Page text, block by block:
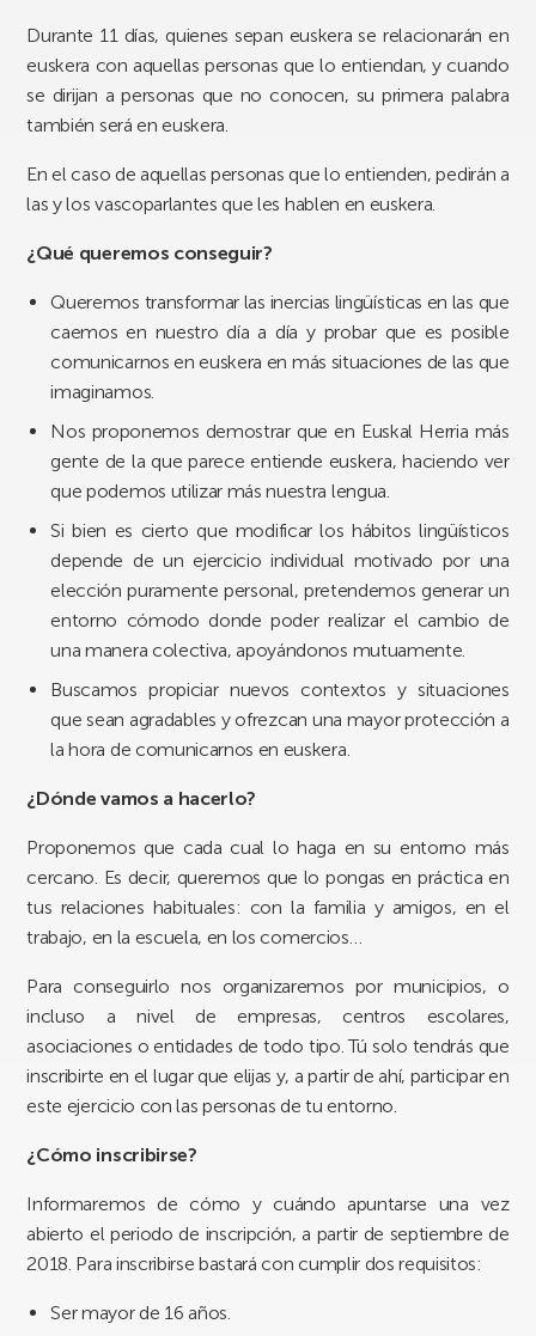
Durante 11 días, quienes sepan euskera se relacionarán en
euskera con aquellas personas que lo entiendan, y cuando
se dirijan a personas que no conocen, su primera palabra
también será en euskera.
En el caso de aquellas personas que lo entienden, pedirán a
las y los vascoparlantes que les hablen en euskera.
¿Qué queremos conseguir?
Queremos transformar las inercias lingüísticas en las que
caemos en nuestro día a día y probar que es posible
comunicarnos en euskera en más situaciones de las que
imaginamos.
Nos proponemos demostrar que en Euskal Herria más
gente de la que parece entiende euskera, haciendo ver
que podemos utilizar más nuestra lengua.
Si bien es cierto que modificar los hábitos lingüísticos
depende de un ejercicio individual motivado por una
elección puramente personal, pretendemos generar un
entorno cómodo donde poder realizar el cambio de
una manera colectiva, apoyándonos mutuamente.
Buscamos propiciar nuevos contextos y situaciones
que sean agradables y ofrezcan una mayor protección a
la hora de comunicarnos en euskera.
¿Dónde vamos a hacerlo?
Proponemos que cada cual lo haga en su entorno más
cercano. Es decir, queremos que lo pongas en práctica en
tus relaciones habituales: con la familia y amigos, en el
trabajo, en la escuela, en los comercios…
Para conseguirlo nos organizaremos por municipios, o
incluso a nivel de empresas, centros escolares,
asociaciones o entidades de todo tipo. Tú solo tendrás que
inscribirte en el lugar que elijas y, a partir de ahí, participar en
este ejercicio con las personas de tu entorno.
¿Cómo inscribirse?
Informaremos de cómo y cuándo apuntarse una vez
abierto el periodo de inscripción, a partir de septiembre de
2018. Para inscribirse bastará con cumplir dos requisitos:
Ser mayor de 16 años.